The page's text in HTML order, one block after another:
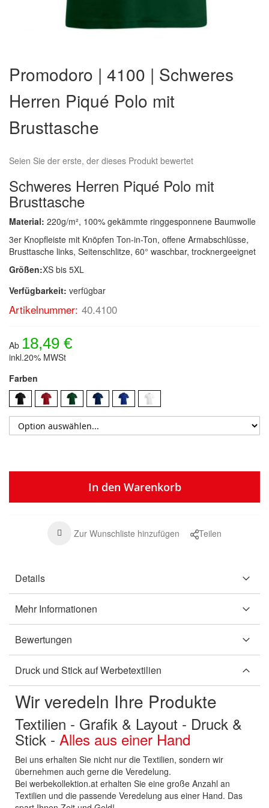
der
Bildergalerie
springen
Promodoro | 4100 | Schweres
Herren Piqué Polo mit
Brusttasche
Seien Sie der erste, der dieses Produkt bewertet
Schweres Herren Piqué Polo mit
Brusttasche
Material: 220g/m², 100% gekämmte ringgesponnene Baumwolle
3er Knopfleiste mit Knöpfen Ton-in-Ton, offene Armabschlüsse,
Brusttasche links, Seitenschlitze, 60° waschbar, trocknergeeignet
Größen:XS bis 5XL
Verfügbarkeit: verfügbar
Artikelnummer: 40.4100
Ab 18,49 €
inkl.20% MWSt
Farben
In den Warenkorb
Zur Wunschliste hinzufügen Teilen
Details
Mehr Informationen
Bewertungen
Druck und Stick auf Werbetextilien
Wir veredeln Ihre Produkte
Textilien - Grafik & Layout - Druck &
Stick - Alles aus einer Hand
Bei uns erhalten Sie nicht nur die Textilien, sondern wir
übernehmen auch gerne die Veredelung.
Bei werbekollektion.at erhalten Sie eine große Anzahl an
Textilien und die passende Veredelung aus einer Hand. Das